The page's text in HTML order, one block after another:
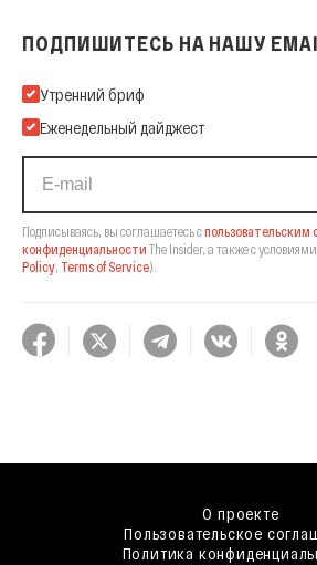
ПОДПИШИТЕСЬ НА НАШУ
Подпишитесь на нашу Email-рассылку
Утренний бриф
Еженедельный дайджест
Подписываясь, вы соглашаетесь спользовательским
конфиденциальности The Insider, а также с условиями
Policy Terms of Service).
О проекте
Пользовательское
Политика